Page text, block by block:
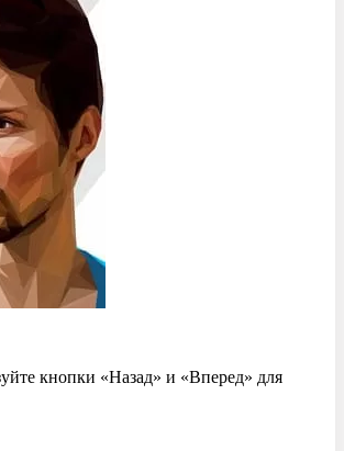
кнопки «Назад» и «Вперед» для